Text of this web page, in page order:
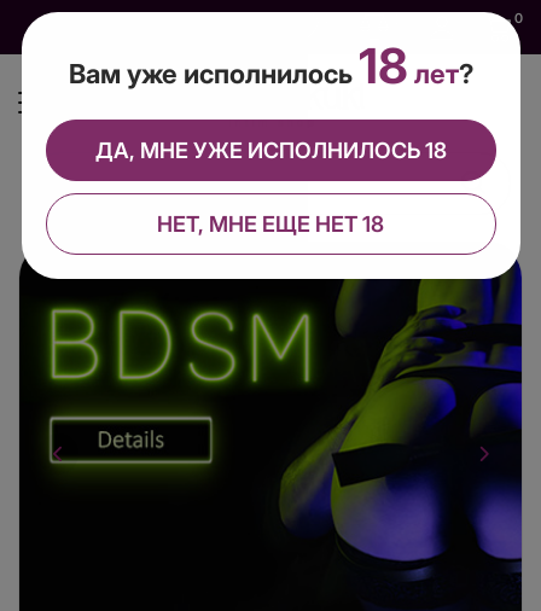
0
Вам уже исполнилось 18 лет?
НЕТ, МНЕ ЕЩЕ НЕТ 18
ДА, МНЕ УЖЕ ИСПОЛНИЛОСЬ 18